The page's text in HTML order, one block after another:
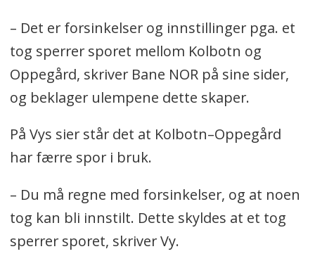
– Det er forsinkelser og innstillinger pga. et
tog sperrer sporet mellom Kolbotn og
Oppegård, skriver Bane NOR på sine sider,
og beklager ulempene dette skaper.
På Vys sier står det at Kolbotn–Oppegård
har færre spor i bruk.
– Du må regne med forsinkelser, og at noen
tog kan bli innstilt. Dette skyldes at et tog
sperrer sporet, skriver Vy.